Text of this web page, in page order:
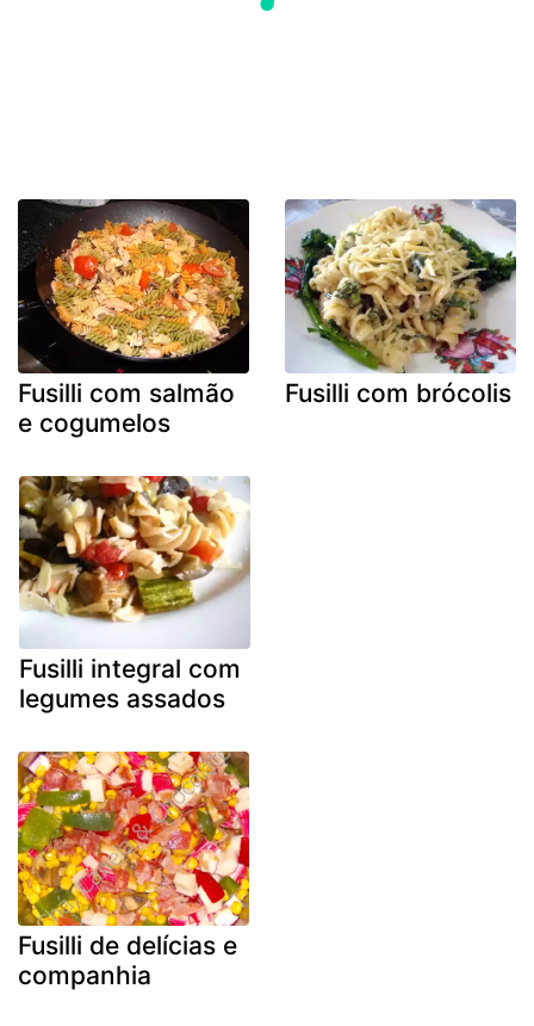
Fusilli com salmão
e cogumelos
Fusilli com brócolis
Fusilli integral com
legumes assados
Fusilli de delícias e
companhia